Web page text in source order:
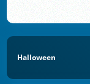
Halloween